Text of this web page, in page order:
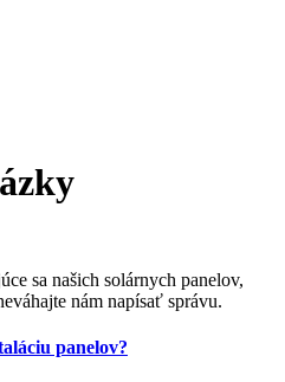
sa našich solárnych panelov,
nám napísať správu.
panelov?